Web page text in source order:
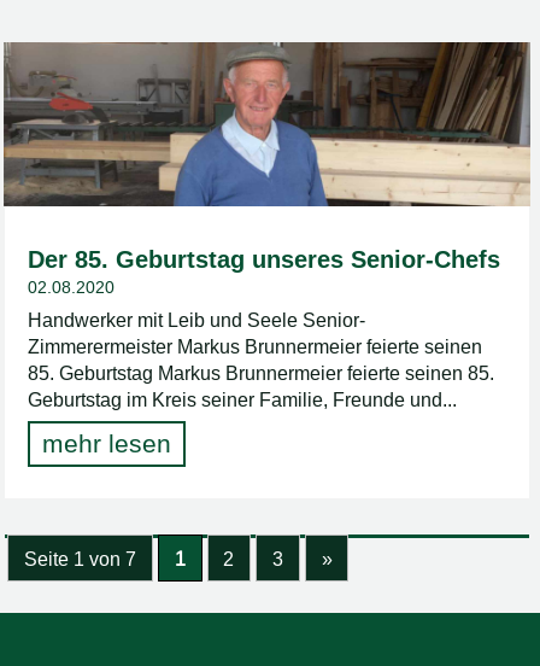
Der 85. Geburtstag unseres Senior-Chefs
02.08.2020
Handwerker mit Leib und Seele Senior-
Zimmerermeister Markus Brunnermeier feierte seinen
85. Geburtstag Markus Brunnermeier feierte seinen 85.
Geburtstag im Kreis seiner Familie, Freunde und...
mehr lesen
Seite 1 von 7 1 2 3 »